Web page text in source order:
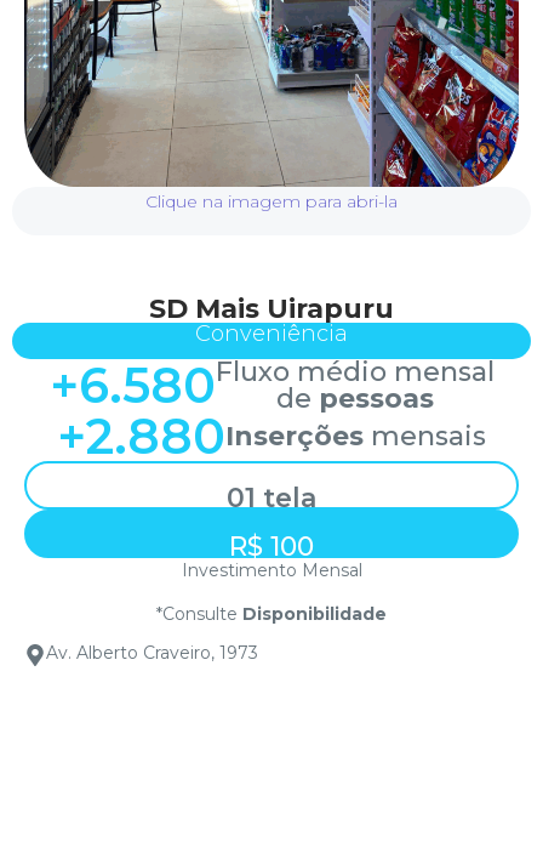
SD Mais Uirapuru
Conveniência
+6.580Fluxo médio mensal
de pessoas
+2.880Inserções mensais
01 tela
R$ 100
Investimento Mensal
*Consulte Disponibilidade
Av. Alberto Craveiro, 1973
Clique na imagem para abri-la